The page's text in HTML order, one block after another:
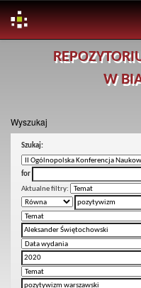
W
Wyszukaj
Szukaj:
for
Aktualne filtry: